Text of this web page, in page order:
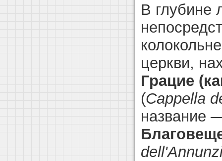
В глубине
церкви,
Грацие
(Cappella
название